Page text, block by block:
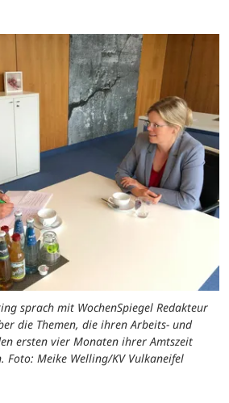
sprach mit WochenSpiegel Redakteur
die Themen, die ihren Arbeits- und
ersten vier Monaten ihrer Amtszeit
Foto: Meike Welling/KV Vulkaneifel